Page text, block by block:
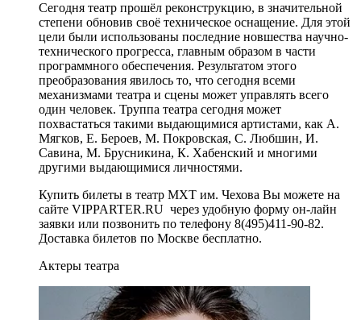
Сегодня театр прошёл реконструкцию, в значительной
степени обновив своё техническое оснащение. Для этой
цели были использованы последние новшества научно-
технического прогресса, главным образом в части
программного обеспечения. Результатом этого
преобразования явилось то, что сегодня всеми
механизмами театра и сцены может управлять всего
один человек. Труппа театра сегодня может
похвастаться такими выдающимися артистами, как А.
Мягков, Е. Бероев, М. Покровская, С. Любшин, И.
Савина, М. Брусникина, К. Хабенский и многими
другими выдающимися личностями.
Купить билеты в театр МХТ им. Чехова Вы можете на
сайте VIPPARTER.RU через удобную форму он-лайн
заявки или позвонить по телефону 8(495)411-90-82.
Доставка билетов по Москве бесплатно.
Актеры театра